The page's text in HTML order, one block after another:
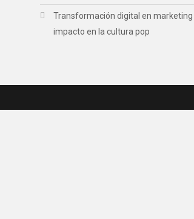
Transformación digital en marketing
impacto en la cultura pop